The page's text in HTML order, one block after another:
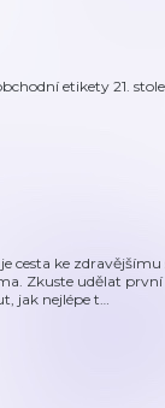
etikety 21.
cesta ke
Zkuste udělat
jak nejlépe t…